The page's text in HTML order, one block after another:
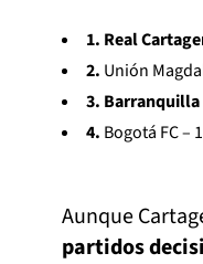
1. Real
2. Unión
3. Barranquilla
4. Bogotá FC –
Aunque
partidos